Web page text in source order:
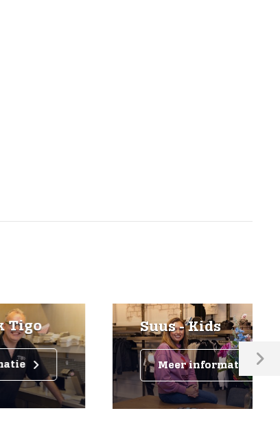
Suus - Kids
Meer informatie